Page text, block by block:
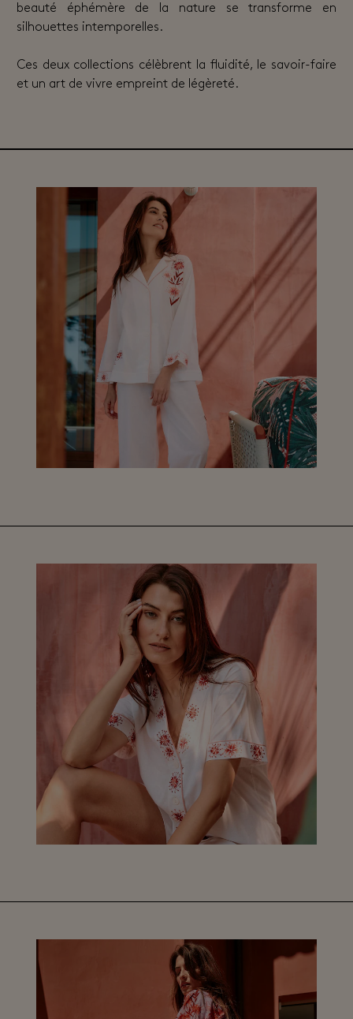
beauté éphémère de la nature se transforme en
silhouettes intemporelles.
Ces deux collections célèbrent la fluidité, le savoir-faire
et un art de vivre empreint de légèreté.